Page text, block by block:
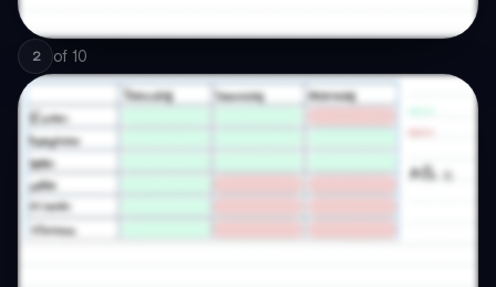
2 of 10